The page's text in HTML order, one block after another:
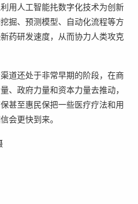
用人工智能扥数字化技术为创新
掘、预测模型、自动化流程等方
药研发速度，从而协力人类攻克
道还处于非常早期的阶段，在商
、政府力量和资本力量去推动，
甚至惠民保把一些医疗疗法和用
会更快到来。